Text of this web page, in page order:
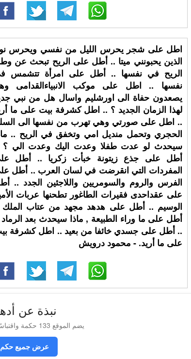
اطل على شجر يحرس الليل من نفسي ويحرس
الذين يحبونني ميتا .. أطل على الريح تبحث عن
الريح في نفسها .. أطل على امرأة تتشمس
نفسها .. اطل على موكب الانبياءالقدامى
يصعدون حفاة الى اورشليم واسال هل من نبي
لهذا الزمان الجديد ؟ .. اطل كشرفة بيت على ما
.. اطل على صورتي وهي تهرب من نفسها الى
الحجري وتحمل منديل امي وتخفق في الريح ..
سيحدث لو عدت طفلا وعدت اليك وعدت الي
أطل على جذع زيتونة خبأت زكريا .. أطل
المفردات التي انقرضت في لسان العرب .. أطل
الفرس والروم والسومريين واللاجئين الجدد ..
على عقداحدى فقيرات الطاغور تطحنها عربات
الوسيم .. أطل على هدهد مجهد من عتاب
أطل على ما وراء الطبيعة , ماذا سيحدث بعد
.. أطل على جسدي خائفا من بعيد .. اطل كشرفة
على ما أريد. - محمود درويش
نبذة عن
يضم الموقع 133 حكمة واقتباسًا منسوبة إلى أدهم شرقاوي
عرض جميع حكم